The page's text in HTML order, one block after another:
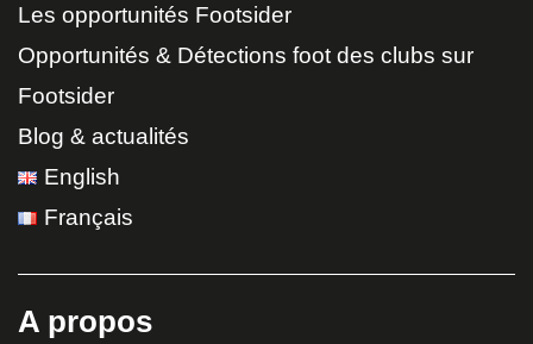
Les opportunités Footsider
Opportunités & Détections foot des clubs sur
Footsider
Blog & actualités
English
Français
A propos